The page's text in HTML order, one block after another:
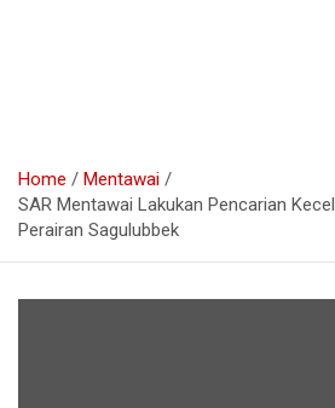
Home
Mentawai
SAR Mentawai Lakukan Pencarian
Perairan Sagulubbek